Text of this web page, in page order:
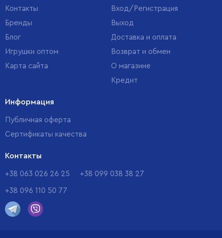
Контакты
Бренды
Блог
Игрушки оптом
Карта сайта
Вход/Регистрация
Выход
Доставка и оплата
Возврат и обмен
О магазине
Кредит
Информация
Публичная оферта
Сертификаты качества
Контакты
+38 063 026 26 25 +38 099 038 38 27
+38 096 110 50 77